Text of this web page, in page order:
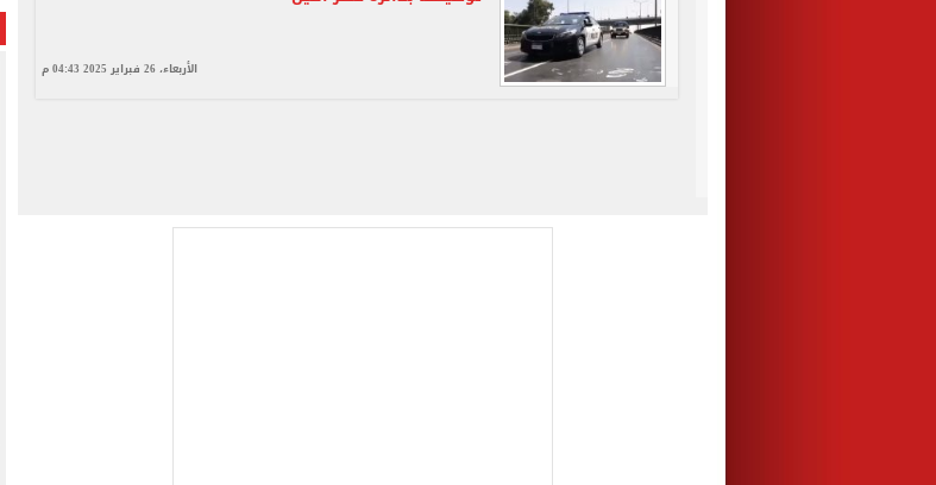
الأربعاء، 26 فبراير 2025 04:43 م